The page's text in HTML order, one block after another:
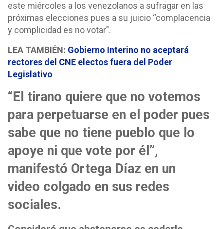
este miércoles a los venezolanos a sufragar en las
próximas elecciones pues a su juicio “complacencia
y complicidad es no votar”.
LEA TAMBIÉN: Gobierno Interino no aceptará
rectores del CNE electos fuera del Poder
Legislativo
“El tirano quiere que no votemos
para perpetuarse en el poder pues
sabe que no tiene pueblo que lo
apoye ni que vote por él”,
manifestó Ortega Díaz en un
video colgado en sus redes
sociales.